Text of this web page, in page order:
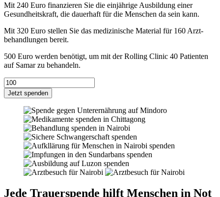
Mit 240 Euro finan­­zieren Sie die ein­jährige Aus­­bildung einer
Gesund­heits­kraft, die dauer­haft für die Menschen da sein kann.
Mit 320 Euro stellen Sie das medi­zinische Material für 160 Arzt­
behand­lungen bereit.
500 Euro werden benö­tigt, um mit der Rolling Clinic 40 Patienten
auf Samar zu behandeln.
Jetzt spenden
Jede Trauerspende hilft Menschen in Not